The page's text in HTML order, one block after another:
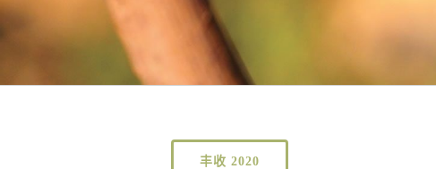
丰收 2020